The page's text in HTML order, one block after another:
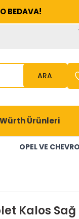
BEDAVA!
ARA
Würth Ürünleri
OPEL VE
Kalos Sağ